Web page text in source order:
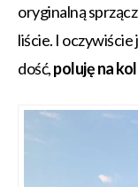
oryginalną
liście. I
dość,poluję na